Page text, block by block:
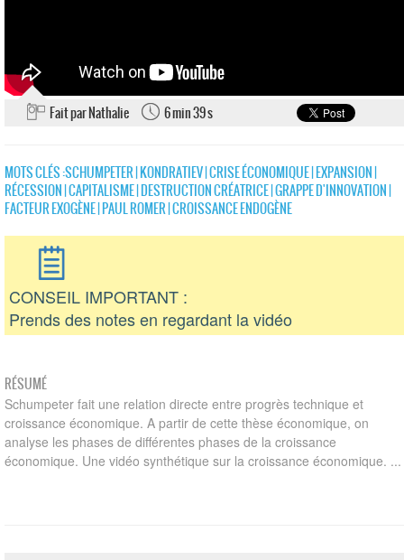
Fait par Nathalie 6 min 39 s
MOTS CLÉS :SCHUMPETER|KONDRATIEV|CRISE ÉCONOMIQUE|EXPANSION|
RÉCESSION|CAPITALISME|DESTRUCTION CRÉATRICE|GRAPPE D'INNOVATION|
FACTEUR EXOGÈNE|PAUL ROMER|CROISSANCE ENDOGÈNE
CONSEIL IMPORTANT :
Prends des notes en regardant la vidéo
RÉSUMÉ
Schumpeter fait une relation directe entre progrès technique et
croissance économique. A partir de cette thèse économique, on
analyse les phases de différentes phases de la croissance
économique. Une vidéo synthétique sur la croissance économique. ...